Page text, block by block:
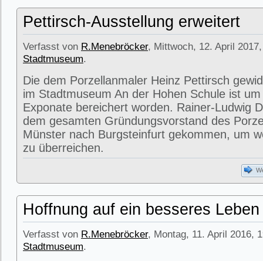
Pettirsch-Ausstellung erweitert
Verfasst von R.Menebröcker, Mittwoch, 12. April
Stadtmuseum.
Die dem Porzellanmaler Heinz Pettirsch
im Stadtmuseum An der Hohen Schule ist
Exponate bereichert worden. Rainer-Ludwig
dem gesamten Gründungsvorstand des
Münster nach Burgsteinfurt gekommen, um
zu überreichen.
Hoffnung auf ein besseres Leben
Verfasst von R.Menebröcker, Montag, 11. April 2016,
Stadtmuseum.